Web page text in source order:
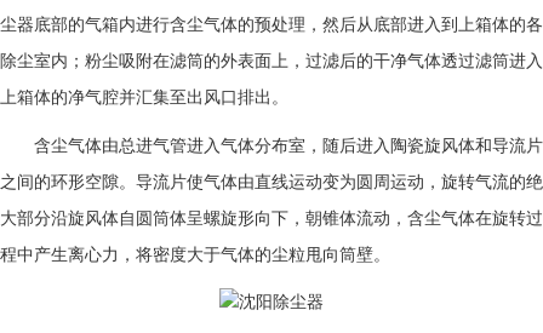
尘器底部的气箱内进行含尘气体的预处理，然后从底部进入到上箱体的各
除尘室内；粉尘吸附在滤筒的外表面上，过滤后的干净气体透过滤筒进入
上箱体的净气腔并汇集至出风口排出。
含尘气体由总进气管进入气体分布室，随后进入陶瓷旋风体和导流片
之间的环形空隙。导流片使气体由直线运动变为圆周运动，旋转气流的绝
大部分沿旋风体自圆筒体呈螺旋形向下，朝锥体流动，含尘气体在旋转过
程中产生离心力，将密度大于气体的尘粒甩向筒壁。